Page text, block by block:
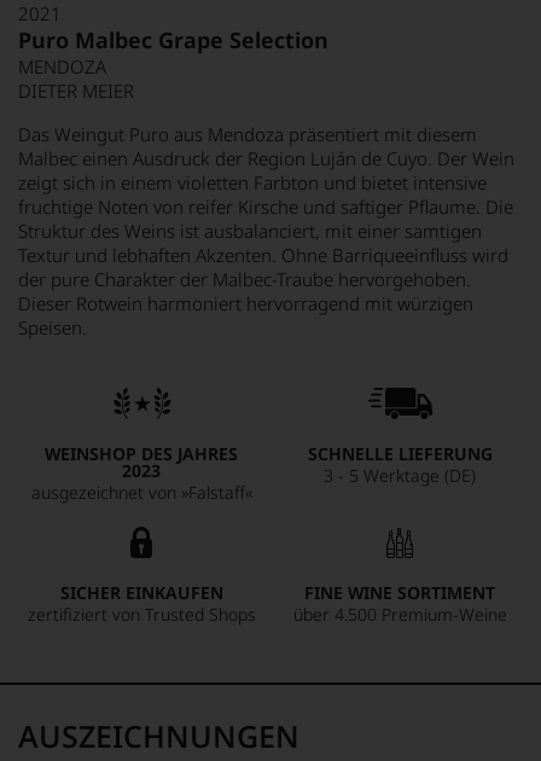
2021
Puro Malbec Grape Selection
MENDOZA
DIETER MEIER
Das Weingut Puro aus Mendoza präsentiert mit diesem
Malbec einen Ausdruck der Region Luján de Cuyo. Der Wein
zeigt sich in einem violetten Farbton und bietet intensive
fruchtige Noten von reifer Kirsche und saftiger Pflaume. Die
Struktur des Weins ist ausbalanciert, mit einer samtigen
Textur und lebhaften Akzenten. Ohne Barriqueeinfluss wird
der pure Charakter der Malbec-Traube hervorgehoben.
Dieser Rotwein harmoniert hervorragend mit würzigen
Speisen.
WEINSHOP DES JAHRES
2023
ausgezeichnet von »Falstaff«
SCHNELLE LIEFERUNG
3 - 5 Werktage (DE)
SICHER EINKAUFEN
zertifiziert von Trusted Shops
FINE WINE SORTIMENT
über 4.500 Premium-Weine
AUSZEICHNUNGEN